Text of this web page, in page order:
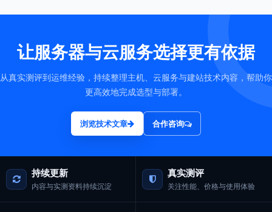
让服务器与云服务选择更有依据
从真实测评到运维经验，持续整理主机、云服务与建站技术内容，帮助你
更高效地完成选型与部署。
浏览技术文章 合作咨询
持续更新
内容与实测资料持续沉淀
真实测评
关注性能、价格与使用体验